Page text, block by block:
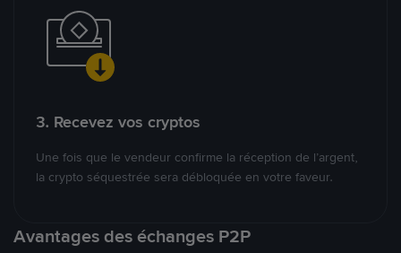
3. Recevez vos cryptos
Une fois que le vendeur confirme la réception de l’argent,
la crypto séquestrée sera débloquée en votre faveur.
Avantages des échanges P2P